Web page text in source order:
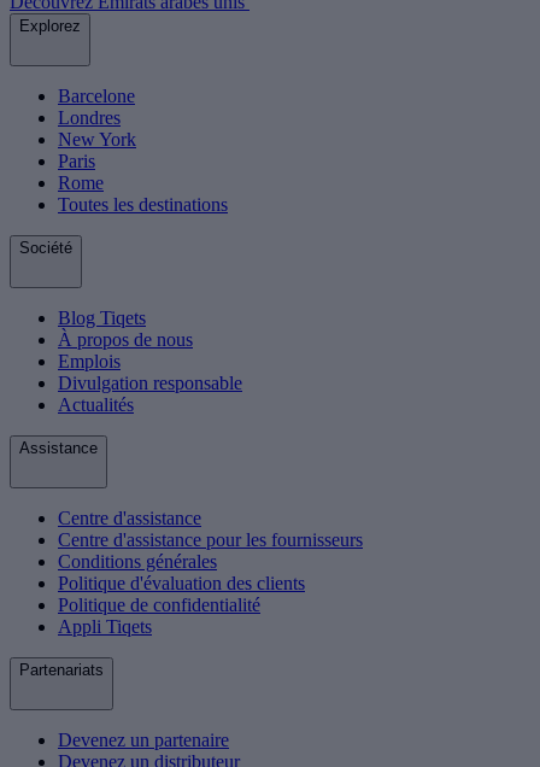
Explorez
Barcelone
Londres
New York
Paris
Rome
Toutes les destinations
Société
Blog Tiqets
À propos de nous
Emplois
Divulgation responsable
Actualités
Assistance
Centre d'assistance
Centre d'assistance pour les fournisseurs
Conditions générales
Politique d'évaluation des clients
Politique de confidentialité
Appli Tiqets
Partenariats
Devenez un partenaire
Devenez un distributeur